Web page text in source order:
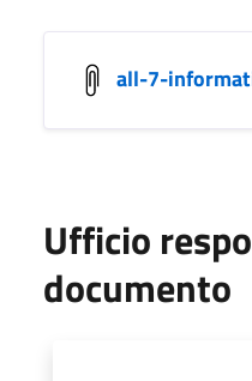
all-7-
Ufficio
documento